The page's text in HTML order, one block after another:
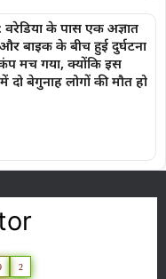
के पास एक अज्ञात
बाइक के बीच हुई दुर्घटना
मच गया, क्योंकि इस
दो बेगुनाह लोगों की मौत हो
2